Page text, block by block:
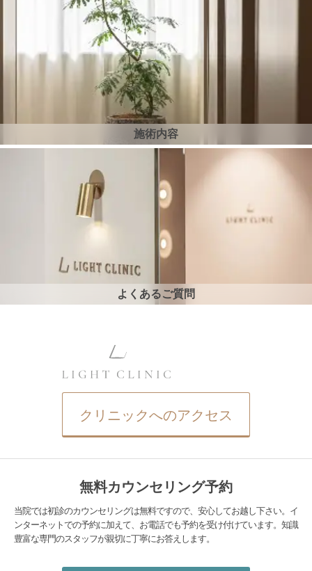
施術内容
よくあるご質問
クリニックへのアクセス
無料カウンセリング予約
当院では初診のカウンセリングは無料ですので、安心してお越し下さい。イ
ンターネットでの予約に加えて、お電話でも予約を受け付けています。知識
豊富な専門のスタッフが親切に丁寧にお答えします。